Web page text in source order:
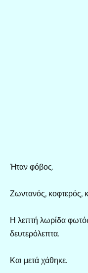
Ήταν φόβος.
Ζωντανός, κοφτερός,
Η λεπτή λωρίδα
δευτερόλεπτα.
Και μετά χάθηκε.